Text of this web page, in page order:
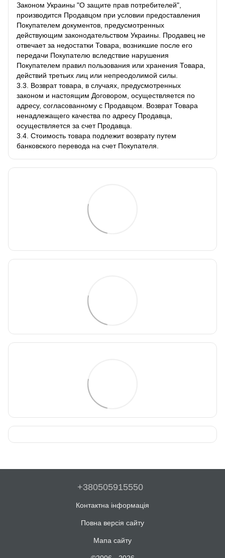
Законом Украины "О защите прав потребителей",
производится Продавцом при условии предоставления
Покупателем документов, предусмотренных
действующим законодательством Украины. Продавец не
отвечает за недостатки Товара, возникшие после его
передачи Покупателю вследствие нарушения
Покупателем правил пользования или хранения Товара,
действий третьих лиц или непреодолимой силы.
3.3. Возврат товара, в случаях, предусмотренных
законом и настоящим Договором, осуществляется по
адресу, согласованному с Продавцом. Возврат Товара
ненадлежащего качества по адресу Продавца,
осуществляется за счет Продавца.
3.4. Стоимость товара подлежит возврату путем
банковского перевода на счет Покупателя.
+380505915550
Контактна інформація
Повна версія сайту
Мапа сайту